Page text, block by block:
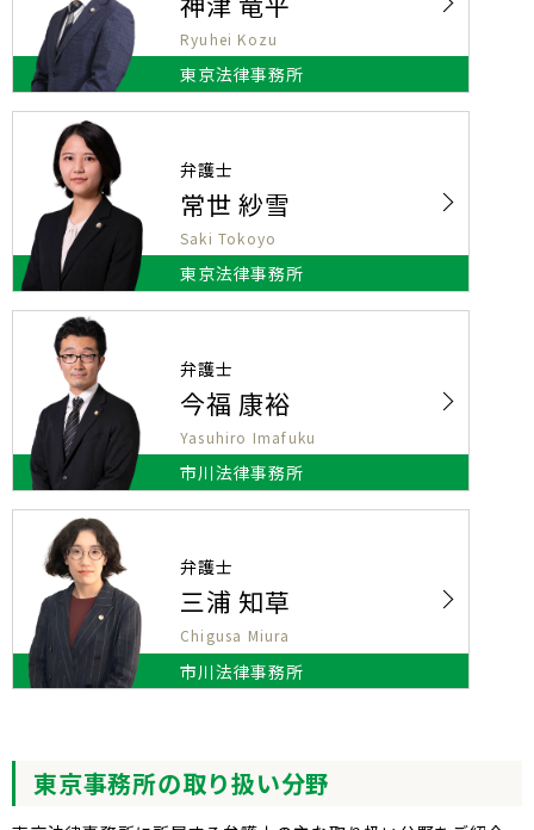
東京法律事務所
Ryuhei Kozu
東京法律事務所
弁護士
常世 紗雪
Saki Tokoyo
市川法律事務所
弁護士
今福 康裕
Yasuhiro Imafuku
市川法律事務所
弁護士
三浦 知草
Chigusa Miura
東京事務所の取り扱い分野